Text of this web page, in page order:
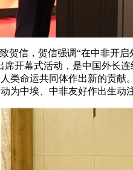
贺信 ， 贺信强调“在中非开启
开幕式活动，是中国外长
类命运共同体作出新的贡
为中埃、中非友好作出生动